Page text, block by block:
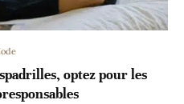
optez pour les